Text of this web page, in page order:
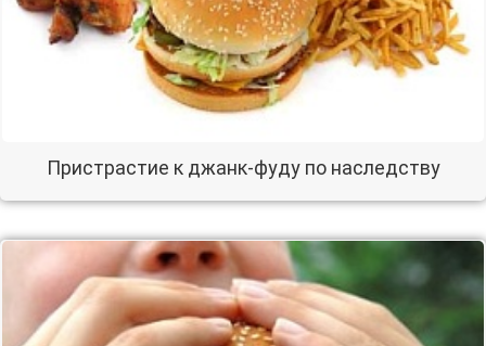
Пристрастие к джанк-фуду по наследству